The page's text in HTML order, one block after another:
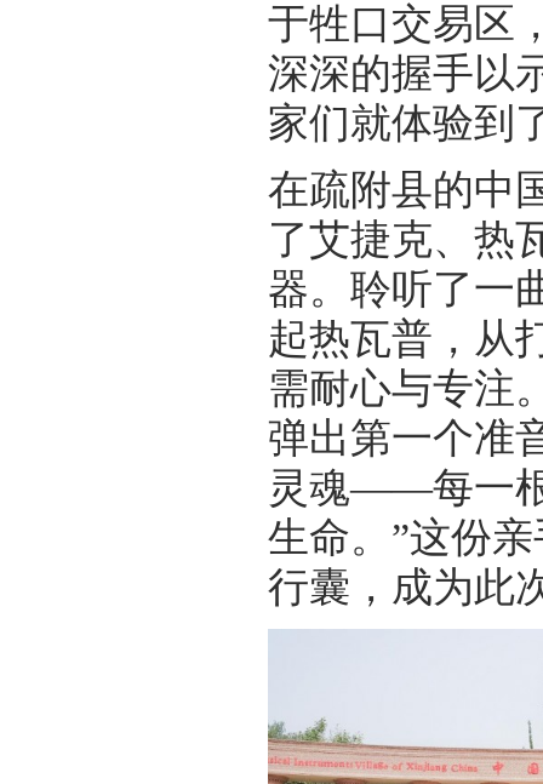
于牲口交易区
深深的握手以
家们就体验到
在疏附县的中
了艾捷克、热
器。聆听了一
起热瓦普，从
需耐心与专注
弹出第一个准
灵魂——每一
生命。”这份
行囊，成为此